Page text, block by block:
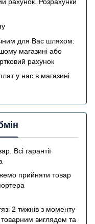
для Вас шляхом:
магазині або
рахунок
у нас в магазині
Всі гарантії
прийняти товар
2 тижнів з моменту
виглядом та